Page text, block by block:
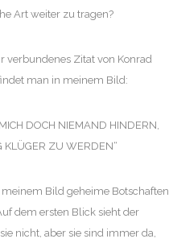
Art weiter zu tragen?
verbundenes Zitat von Konrad
man in meinem Bild:
DOCH NIEMAND HINDERN,
KLÜGER ZU WERDEN“
meinem Bild geheime Botschaften
dem ersten Blick sieht der
nicht, aber sie sind immer da,